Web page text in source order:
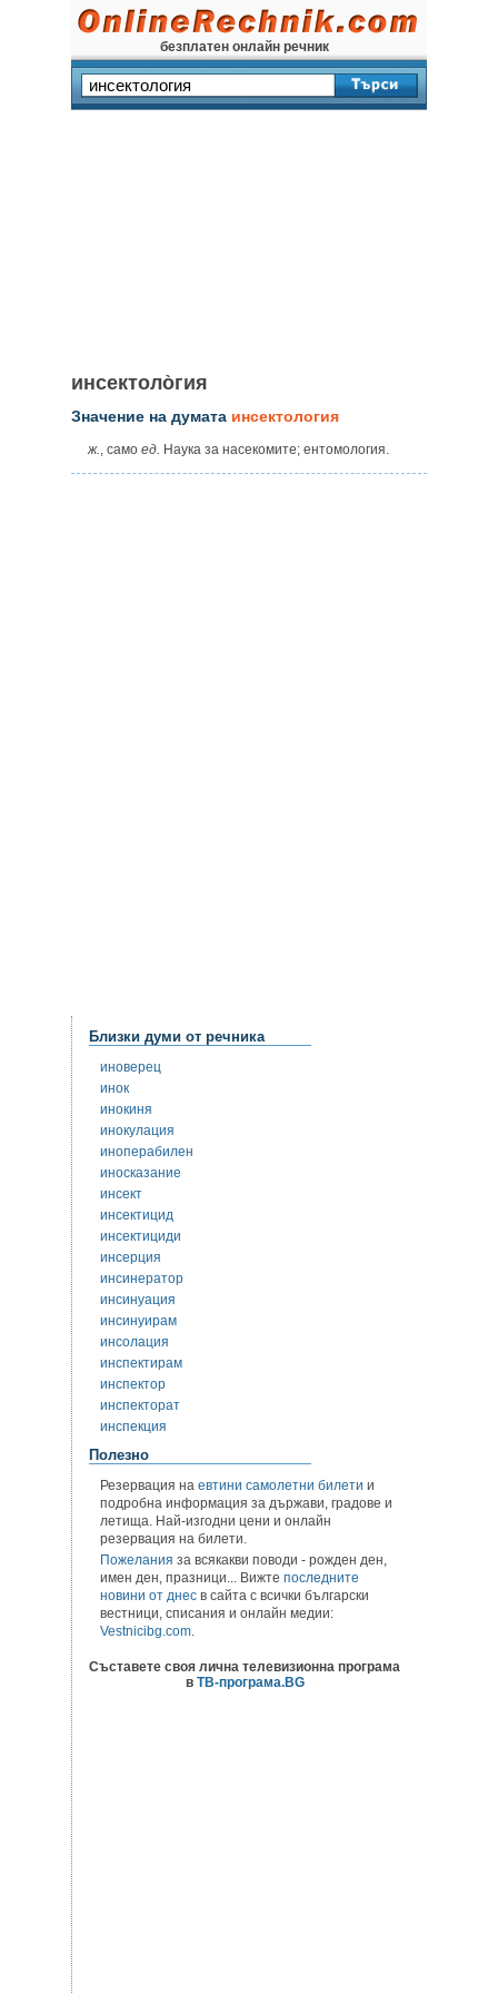
безплатен онлайн речник
инсектоло̀гия
Значение на думата инсектология
ж., само ед. Наука за насекомите; ентомология.
Близки думи от речника
иноверец
инок
инокиня
инокулация
иноперабилен
иносказание
инсект
инсектицид
инсектициди
инсерция
инсинератор
инсинуация
инсинуирам
инсолация
инспектирам
инспектор
инспекторат
инспекция
Полезно
Резервация на евтини самолетни билети и
подробна информация за държави, градове и
летища. Най-изгодни цени и онлайн
резервация на билети.
Пожелания за всякакви поводи - рожден ден,
имен ден, празници... Вижте последните
новини от днес в сайта с всички български
вестници, списания и онлайн медии:
Vestnicibg.com.
Съставете своя лична телевизионна програма
в ТВ-програма.BG